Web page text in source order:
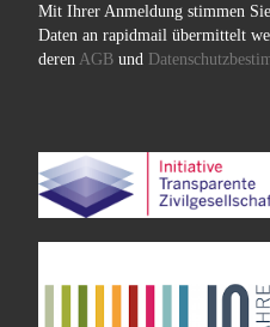
Mit Ihrer Anmeldung stimmen Sie
Daten an rapidmail übermittelt
deren AGBund